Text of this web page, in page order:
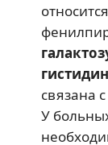
относится
связана
У